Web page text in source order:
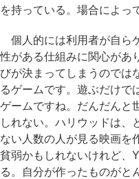
を持っている。場合によっ
個人的には利用者が自ら
性がある仕組みに関心があ
びが決まってしまうのでは
るゲームです。遊ぶだけで
ゲームですね。だんだんと
しれない。ハリウッドは、
ない人数の人が見る映画を
貧弱かもしれないけれど、
る。自分が作ったものがと